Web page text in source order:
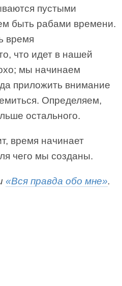
пустыми
быть рабами времени.
время
что идет в нашей
мы начинаем
приложить внимание
Определяем,
остального.
время начинает
чего мы созданы.
«Вся правда обо мне».